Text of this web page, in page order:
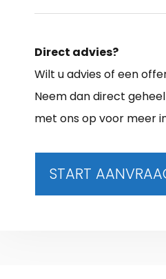
Direct advies?
Wilt u advies of een
Neem dan direct
met ons op voor meer
START